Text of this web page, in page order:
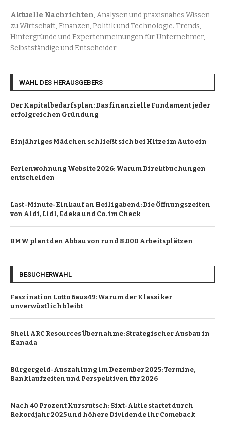
Aktuelle Nachrichten, Analysen und praxisnahes Wissen
zu Wirtschaft, Finanzen, Politik und Technologie. Trends,
Hintergründe und Expertenmeinungen für Unternehmer,
Selbstständige und Entscheider
WAHL DES HERAUSGEBERS
Der Kapitalbedarfsplan: Das finanzielle Fundament jeder
erfolgreichen Gründung
Einjähriges Mädchen schließt sich bei Hitze im Auto ein
Ferienwohnung Website 2026: Warum Direktbuchungen
entscheiden
Last-Minute-Einkauf an Heiligabend: Die Öffnungszeiten
von Aldi, Lidl, Edeka und Co. im Check
BMW plant den Abbau von rund 8.000 Arbeitsplätzen
BESUCHERWAHL
Faszination Lotto 6aus49: Warum der Klassiker
unverwüstlich bleibt
Shell ARC Resources Übernahme: Strategischer Ausbau in
Kanada
Bürgergeld-Auszahlung im Dezember 2025: Termine,
Banklaufzeiten und Perspektiven für 2026
Nach 40 Prozent Kursrutsch: Sixt-Aktie startet durch
Rekordjahr 2025 und höhere Dividende ihr Comeback